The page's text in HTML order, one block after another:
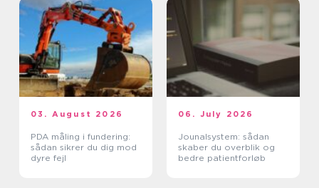
03. August 2026
PDA måling i fundering:
sådan sikrer du dig mod
dyre fejl
06. July 2026
Jounalsystem: sådan
skaber du overblik og
bedre patientforløb